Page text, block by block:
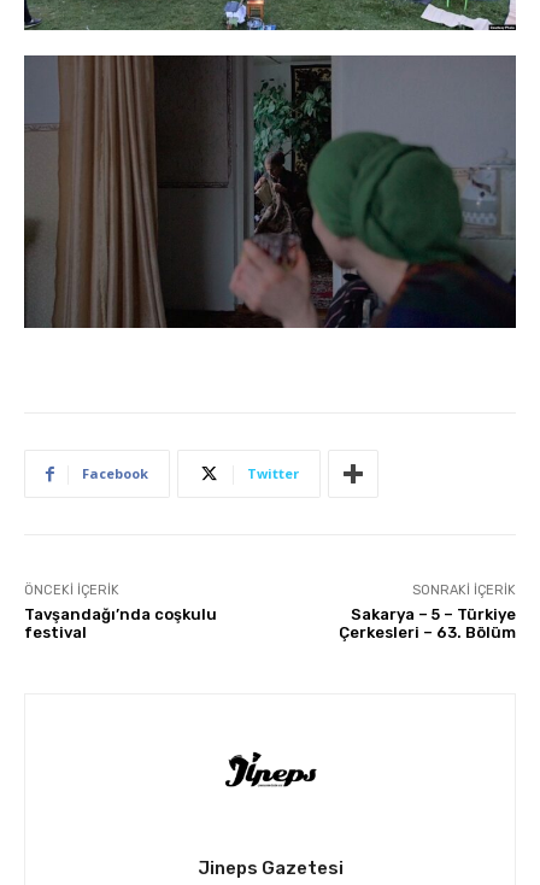
Facebook Twitter
ÖNCEKI İÇERIK
Tavşandağı’nda coşkulu
festival
SONRAKI İÇERIK
Sakarya – 5 – Türkiye
Çerkesleri – 63. Bölüm
Jineps Gazetesi